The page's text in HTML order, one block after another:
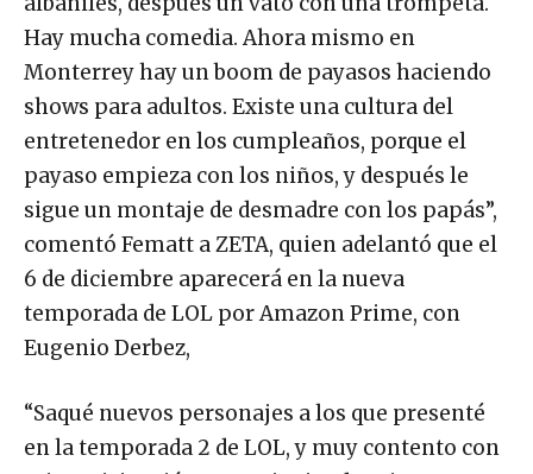
albañiles, después un vato con una trompeta.
Hay mucha comedia. Ahora mismo en
Monterrey hay un boom de payasos haciendo
shows para adultos. Existe una cultura del
entretenedor en los cumpleaños, porque el
payaso empieza con los niños, y después le
sigue un montaje de desmadre con los papás”,
comentó Fematt a ZETA, quien adelantó que el
6 de diciembre aparecerá en la nueva
temporada de LOL por Amazon Prime, con
Eugenio Derbez,
“Saqué nuevos personajes a los que presenté
en la temporada 2 de LOL, y muy contento con